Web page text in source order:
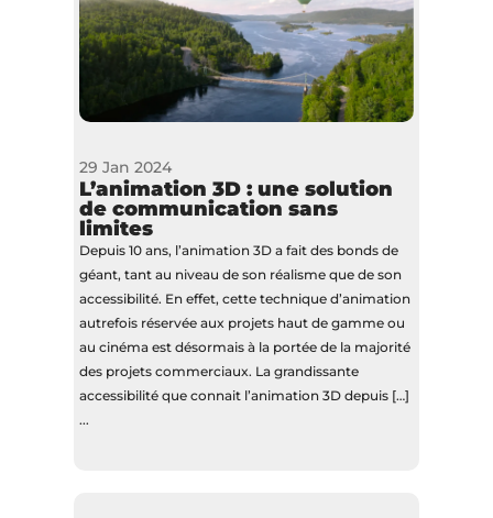
29 Jan 2024
L’animation 3D : une solution
de communication sans
limites
Depuis 10 ans, l’animation 3D a fait des bonds de
géant, tant au niveau de son réalisme que de son
accessibilité. En effet, cette technique d’animation
autrefois réservée aux projets haut de gamme ou
au cinéma est désormais à la portée de la majorité
des projets commerciaux. La grandissante
accessibilité que connait l’animation 3D depuis […]
...